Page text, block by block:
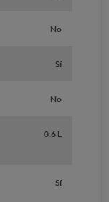
No
Sí
No
0,6 L
Sí